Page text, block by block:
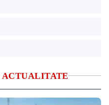
ACTUALITATE